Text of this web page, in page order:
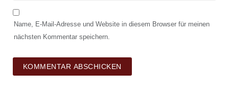
Name, E-Mail-Adresse und Website in diesem Browser für meinen
nächsten Kommentar speichern.